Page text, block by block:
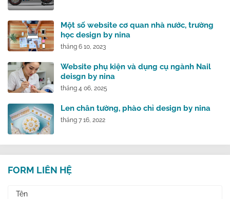
Một số website cơ quan nhà nước, trường
học design by nina
tháng 6 10, 2023
Website phụ kiện và dụng cụ ngành Nail
deisgn by nina
tháng 4 06, 2025
Len chân tường, phào chỉ design by nina
tháng 7 16, 2022
FORM LIÊN HỆ